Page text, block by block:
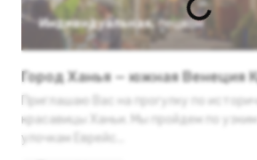
Индивидуальная, пешком
Город Ханья — южная Венеция
Приглашаю Вас на прогулку по
красавицы Ханьи. Мы пройдем по
улочкам Еврейс...